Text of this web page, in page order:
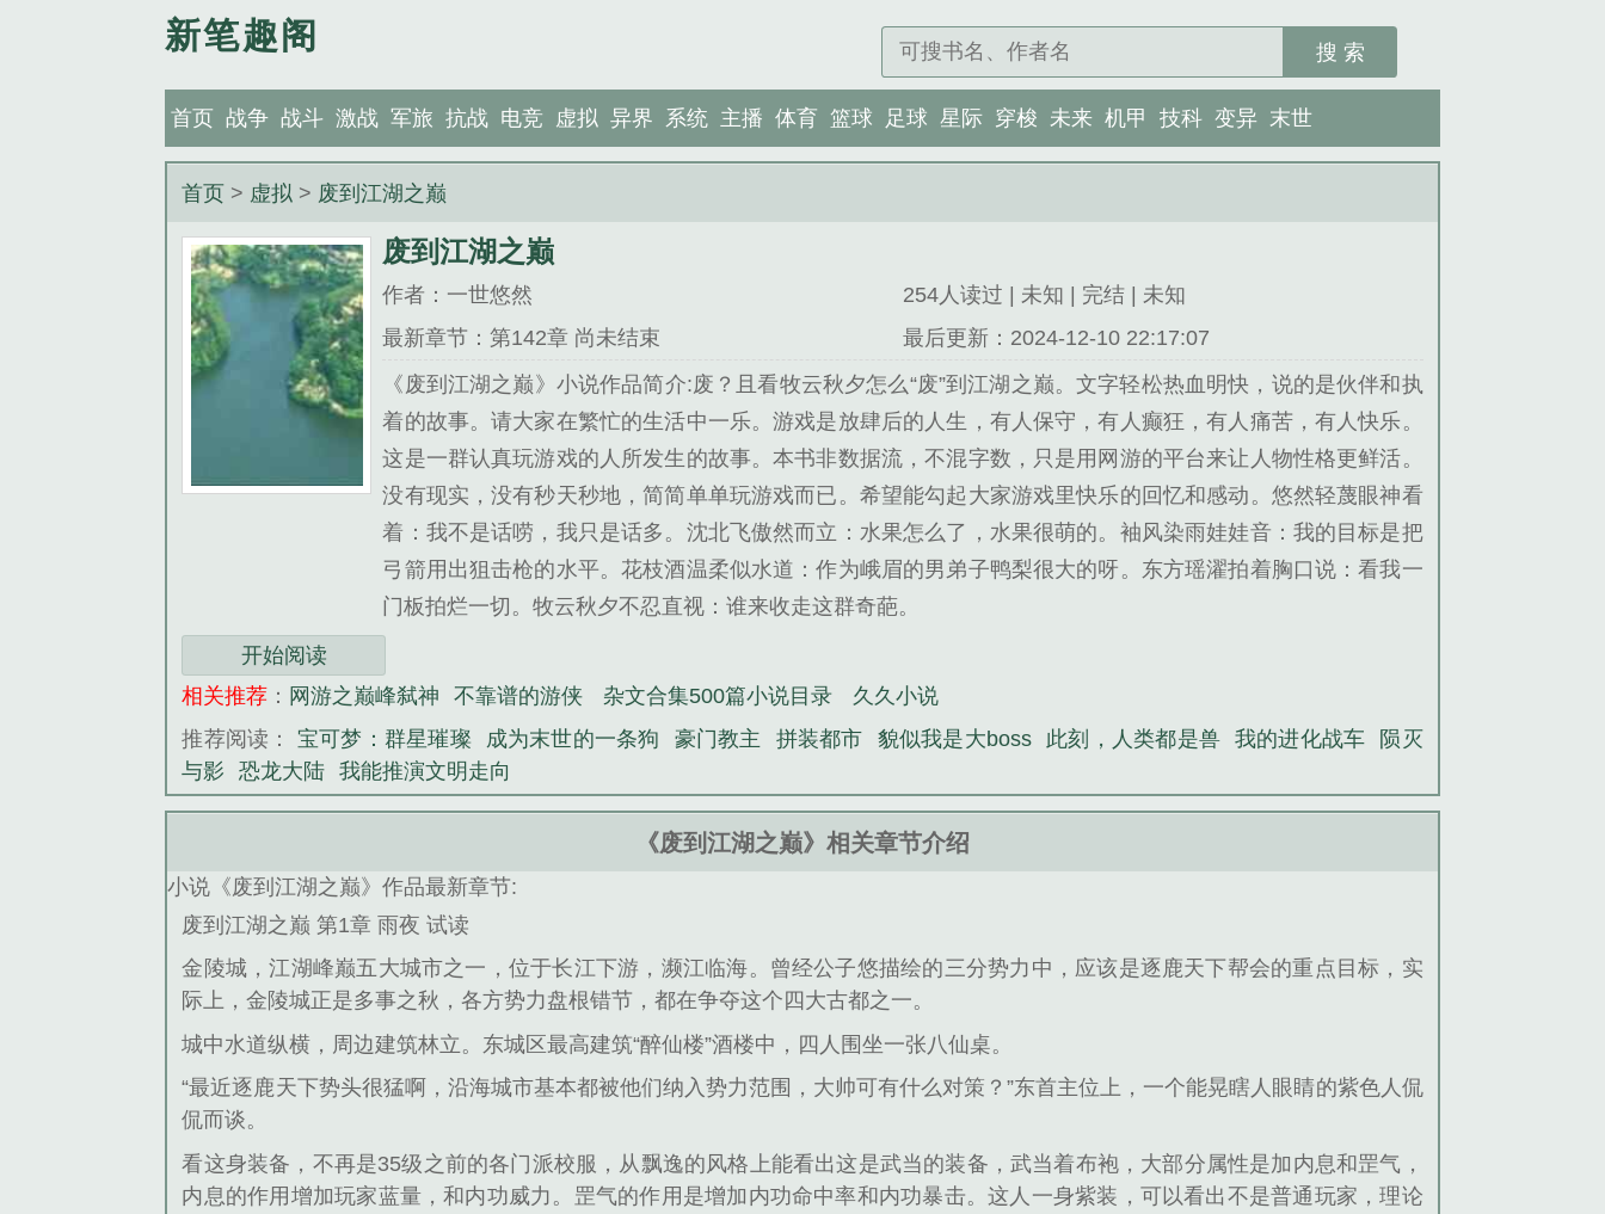
新笔趣阁 搜 索
首页 战争 战斗 激战 军旅 抗战 电竞 虚拟 异界 系统 主播 体育 篮球 足球 星际 穿梭 未来 机甲 技科 变异 末世
首页 > 虚拟 > 废到江湖之巅
废到江湖之巅
作者：一世悠然
254人读过 | 未知 | 完结 | 未知
最新章节：第142章 尚未结束
最后更新：2024-12-10 22:17:07
《废到江湖之巅》小说作品简介:废？且看牧云秋夕怎么“废”到江湖之巅。文字轻松热血明快，说的是伙伴和执
着的故事。请大家在繁忙的生活中一乐。游戏是放肆后的人生，有人保守，有人癫狂，有人痛苦，有人快乐。
这是一群认真玩游戏的人所发生的故事。本书非数据流，不混字数，只是用网游的平台来让人物性格更鲜活。
没有现实，没有秒天秒地，简简单单玩游戏而已。希望能勾起大家游戏里快乐的回忆和感动。悠然轻蔑眼神看
着：我不是话唠，我只是话多。沈北飞傲然而立：水果怎么了，水果很萌的。袖风染雨娃娃音：我的目标是把
弓箭用出狙击枪的水平。花枝酒温柔似水道：作为峨眉的男弟子鸭梨很大的呀。东方瑶濯拍着胸口说：看我一
门板拍烂一切。牧云秋夕不忍直视：谁来收走这群奇葩。
开始阅读
相关推荐 ： 网游之巅峰弑神 不靠谱的游侠 杂文合集500篇小说目录
久久小说
推荐阅读： 宝可梦：群星璀璨 成为末世的一条狗 豪门教主 拼装都市 貌似我是大boss 此刻，人类都是兽 我的进化战车
陨灭
与影
恐龙大陆 我能推演文明走向
《废到江湖之巅》相关章节介绍
小说《废到江湖之巅》作品最新章节:
废到江湖之巅 第1章 雨夜 试读
金陵城，江湖峰巅五大城市之一，位于长江下游，濒江临海。曾经公子悠描绘的三分势力中，应该是逐鹿天下帮会的重点目标，实
际上，金陵城正是多事之秋，各方势力盘根错节，都在争夺这个四大古都之一。
城中水道纵横，周边建筑林立。东城区最高建筑“醉仙楼”酒楼中，四人围坐一张八仙桌。
“最近逐鹿天下势头很猛啊，沿海城市基本都被他们纳入势力范围，大帅可有什么对策？”东首主位上，一个能晃瞎人眼睛的紫色人侃
侃而谈。
看这身装备，不再是35级之前的各门派校服，从飘逸的风格上能看出这是武当的装备，武当着布袍，大部分属性是加内息和罡气，
内息的作用增加玩家蓝量，和内功威力。罡气的作用是增加内功命中率和内功暴击。这人一身紫装，可以看出不是普通玩家，理论